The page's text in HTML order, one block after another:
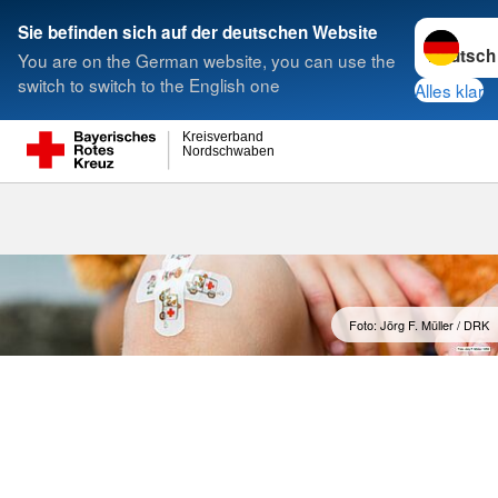
Sie befinden sich auf der deutschen Website
You are on the German website, you can use the
switch to switch to the English one
Sprache
Alles klar
Nordschwaben
Kreisverband
Suche
Foto: Jörg F. Müller / DRK